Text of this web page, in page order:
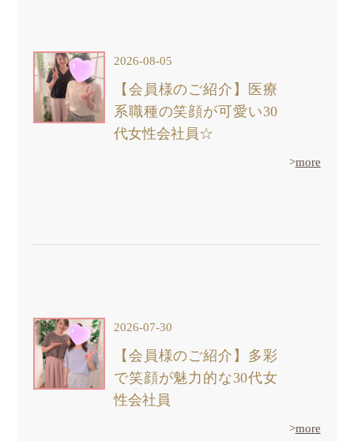
2026-08-05
【会員様のご紹介】医療
系職種の笑顔が可愛い30
代女性会社員☆
>more
2026-07-30
【会員様のご紹介】多彩
で笑顔が魅力的な30代女
性会社員
>more